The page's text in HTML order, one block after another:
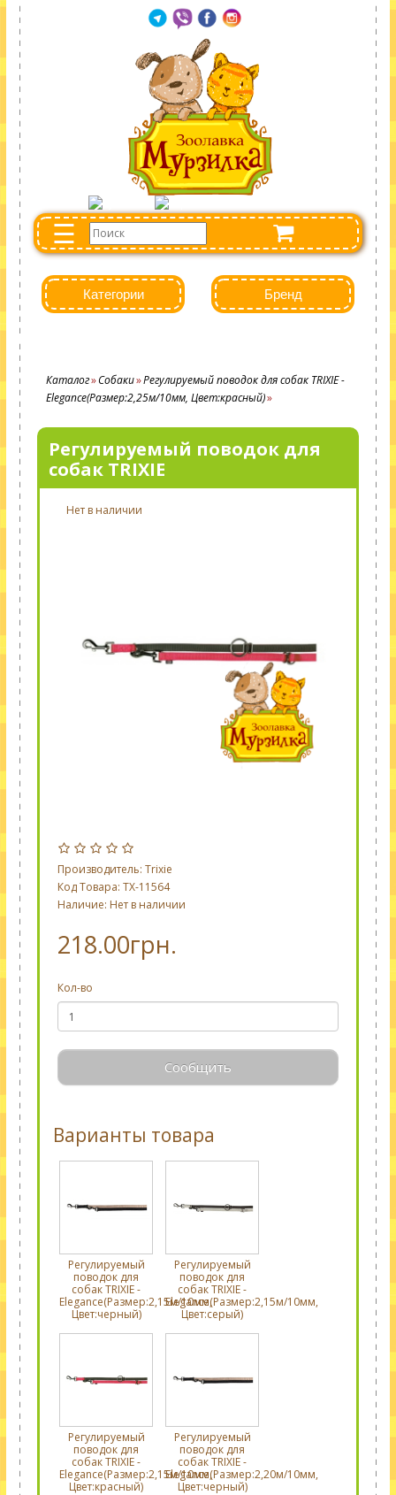
☰
Категории Бренд
Каталог Собаки Регулируемый поводок для собак TRIXIE -
Elegance(Размер:2,25м/10мм, Цвет:красный)
Регулируемый поводок для
собак TRIXIE
Нет в наличии
Производитель: Trixie
Код Товара: TX-11564
Наличие: Нет в наличии
218.00грн.
Кол-во
Сообщить
Варианты товара
Регулируемый
поводок для
собак TRIXIE -
Elegance(Размер:2,15м/10мм,
Цвет:черный)
Регулируемый
поводок для
собак TRIXIE -
Elegance(Размер:2,15м/10мм,
Цвет:серый)
Регулируемый
поводок для
собак TRIXIE -
Elegance(Размер:2,15м/10мм,
Цвет:красный)
Регулируемый
поводок для
собак TRIXIE -
Elegance(Размер:2,20м/10мм,
Цвет:черный)